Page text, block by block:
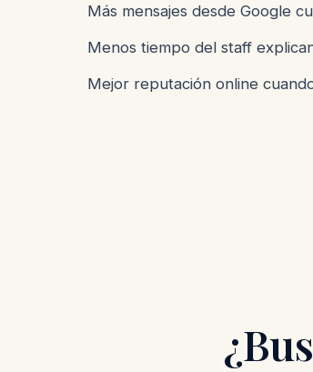
Más mensajes desde Google
Menos tiempo del staff
Mejor reputación online